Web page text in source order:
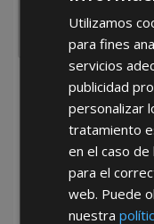
He leído y
Utilizamos
para fines
servicios
publicidad
personalizar
tratamiento
en el caso
para el
web. Puede
nuestra